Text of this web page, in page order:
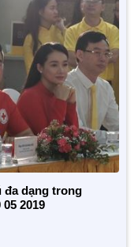
đa dạng trong
2019